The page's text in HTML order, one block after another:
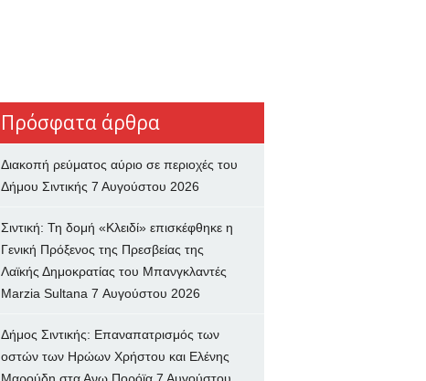
Πρόσφατα άρθρα
Διακοπή ρεύματος αύριο σε περιοχές του
Δήμου Σιντικής 7 Αυγούστου 2026
Σιντική: Τη δομή «Κλειδί» επισκέφθηκε η
Γενική Πρόξενος της Πρεσβείας της
Λαϊκής Δημοκρατίας του Μπανγκλαντές
Marzia Sultana 7 Αυγούστου 2026
Δήμος Σιντικής: Επαναπατρισμός των
oστών των Ηρώων Χρήστου και Ελένης